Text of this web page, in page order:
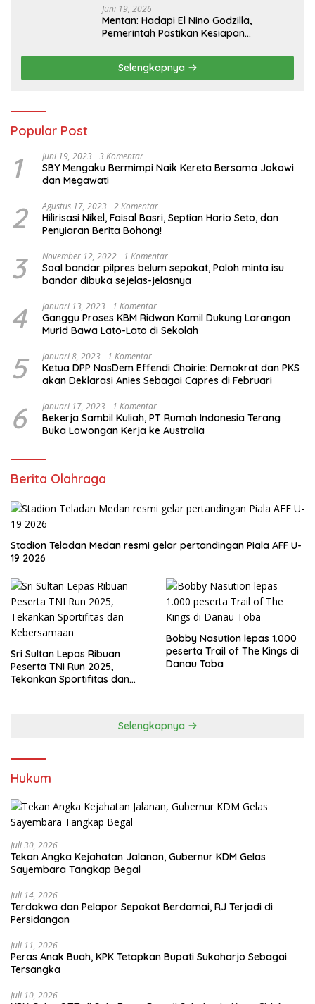
Juni 19, 2026
Mentan: Hadapi El Nino Godzilla,
Pemerintah Pastikan Kesiapan
Pertanian Nasional
Selengkapnya
Popular Post
1 Juni 19, 2023 3 Komentar
SBY Mengaku Bermimpi Naik Kereta Bersama Jokowi
dan Megawati
2 Agustus 17, 2023 2 Komentar
Hilirisasi Nikel, Faisal Basri, Septian Hario Seto, dan
Penyiaran Berita Bohong!
3 November 12, 2022 1 Komentar
Soal bandar pilpres belum sepakat, Paloh minta isu
bandar dibuka sejelas-jelasnya
4 Januari 13, 2023 1 Komentar
Ganggu Proses KBM Ridwan Kamil Dukung Larangan
Murid Bawa Lato-Lato di Sekolah
5 Januari 8, 2023 1 Komentar
Ketua DPP NasDem Effendi Choirie: Demokrat dan PKS
akan Deklarasi Anies Sebagai Capres di Februari
6 Januari 17, 2023 1 Komentar
Bekerja Sambil Kuliah, PT Rumah Indonesia Terang
Buka Lowongan Kerja ke Australia
Berita Olahraga
Stadion Teladan Medan resmi gelar pertandingan Piala AFF U-
19 2026
Sri Sultan Lepas Ribuan
Peserta TNI Run 2025,
Tekankan Sportifitas dan
Bobby Nasution lepas 1.000
peserta Trail of The Kings di
Danau Toba
Selengkapnya
Hukum
Juli 30, 2026
Tekan Angka Kejahatan Jalanan, Gubernur KDM Gelas
Sayembara Tangkap Begal
Juli 14, 2026
Terdakwa dan Pelapor Sepakat Berdamai, RJ Terjadi di
Persidangan
Juli 11, 2026
Peras Anak Buah, KPK Tetapkan Bupati Sukoharjo Sebagai
Tersangka
Juli 10, 2026